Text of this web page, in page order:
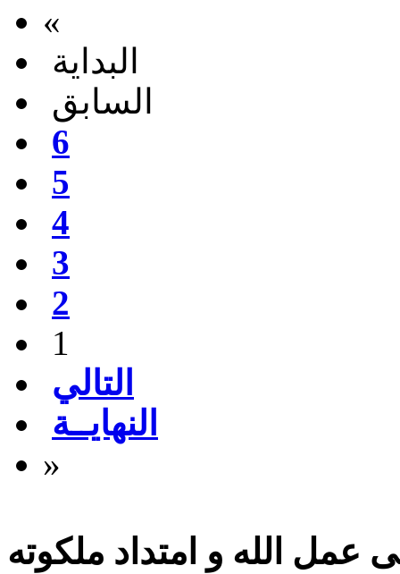
«
البداية
السابق
6
5
4
3
2
1
التالي
النهايــة
»
عمل الله و امتداد ملكوته